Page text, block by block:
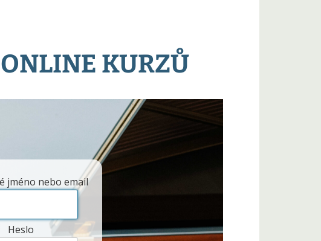
KURZŮ
jméno nebo email
Heslo